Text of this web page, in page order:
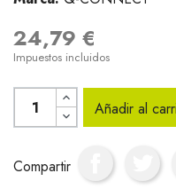
24,79 €
Impuestos incluidos
Añadir al
Compartir